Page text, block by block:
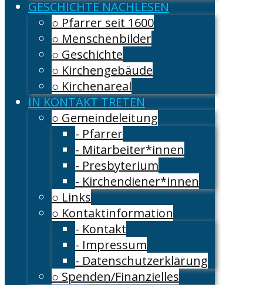
GESCHICHTE NACHLESEN
○ Pfarrer seit 1600
○ Menschenbilder
○ Geschichte
○ Kirchengebäude
○ Kirchenareal
IN KONTAKT TRETEN
○ Gemeindeleitung
- Pfarrer
- Mitarbeiter*innen
- Presbyterium
- Kirchendiener*innen
○ Links
○ Kontaktinformation
- Kontakt
- Impressum
- Datenschutzerklärung
○ Spenden/Finanzielles